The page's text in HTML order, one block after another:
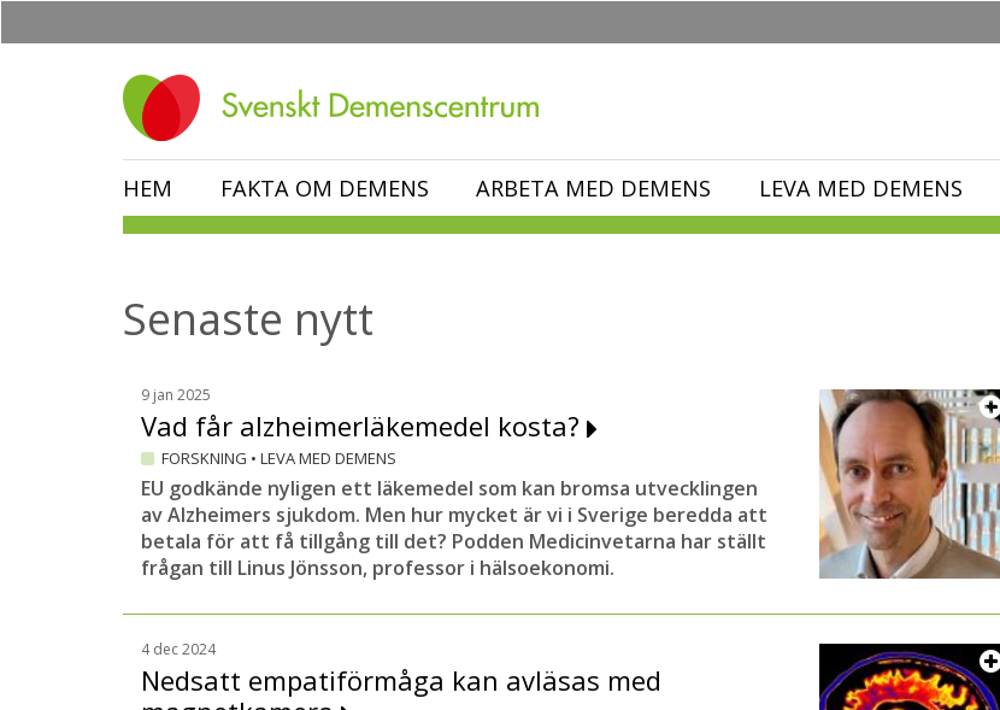
HEM FAKTA OM DEMENS ARBETA MED DEMENS LEVA MED DEMENS
Senaste nytt
9 jan 2025
Vad får alzheimerläkemedel kosta?
FORSKNING • LEVA MED DEMENS
EU godkände nyligen ett läkemedel som kan bromsa utvecklingen
av Alzheimers sjukdom. Men hur mycket är vi i Sverige beredda att
betala för att få tillgång till det? Podden Medicinvetarna har ställt
frågan till Linus Jönsson, professor i hälsoekonomi.
4 dec 2024
Nedsatt empatiförmåga kan avläsas med